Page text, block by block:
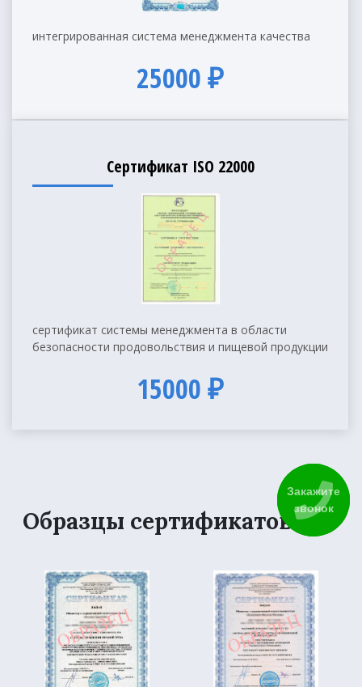
Закажите
звонок
интегрированная система менеджмента качества
25000 ₽
Сертификат ISO 22000
сертификат системы менеджмента в области
безопасности продовольствия и пищевой продукции
15000 ₽
Образцы сертификатов